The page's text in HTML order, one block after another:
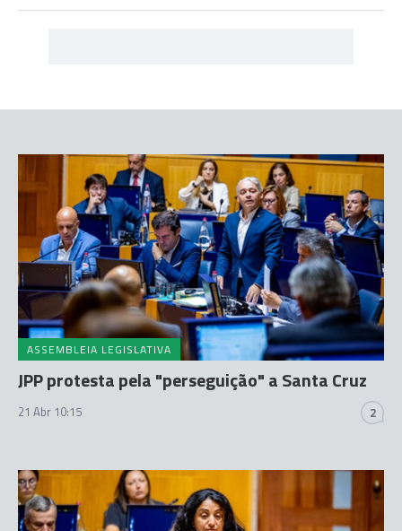
ASSEMBLEIA LEGISLATIVA
JPP protesta pela "perseguição" a Santa Cruz
21 Abr 10:15 2